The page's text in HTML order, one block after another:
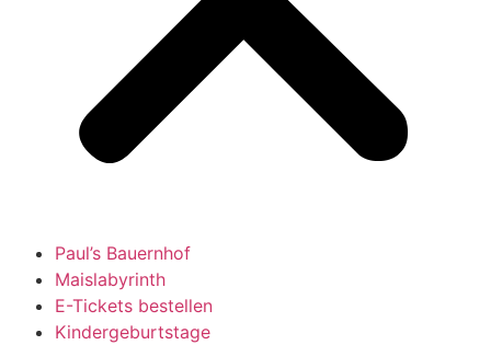
Paul’s Bauernhof
Maislabyrinth
E-Tickets bestellen
Kindergeburtstage